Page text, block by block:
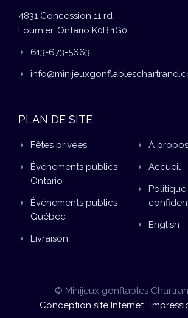
4831 Concession 11 rd
Fournier, Ontario K0B 1G0
613-673-5663
PLAN DE SITE
Fêtes privées
Événements publics
Ontario
Événements publics
Québec
Livraison
À propos
Accueil
English
© Minijeux gonflables
Conception site Internet :